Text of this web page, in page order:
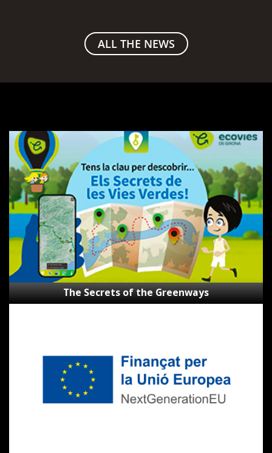
ALL THE NEWS
The
Secrets
of
the
Greenways
The Secrets of the Greenways